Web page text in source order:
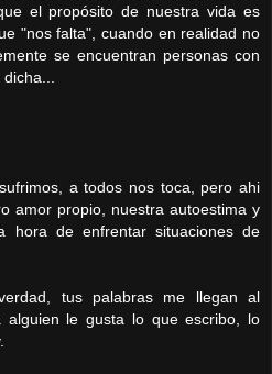
el propósito de nuestra vida es
"nos falta", cuando en realidad no
se encuentran personas con
a todos nos toca, pero ahi
amor propio, nuestra autoestima y
hora de enfrentar situaciones de
tus palabras me llegan al
alguien le gusta lo que escribo, lo